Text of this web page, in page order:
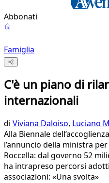
Abbonati
Famiglia
C'è un piano di
internazionali
di Viviana Daloiso, Luciano
Alla Biennale
l’annuncio della ministra
Roccella: dal governo 52
ha intrapreso percorsi
associazioni: «Una svolta»